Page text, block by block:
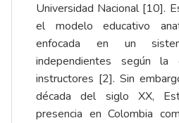
Universidad Nacional [10].
el modelo educativo
enfocada en un
independientes según la
instructores [2]. Sin
década del siglo XX,
presencia en Colombia